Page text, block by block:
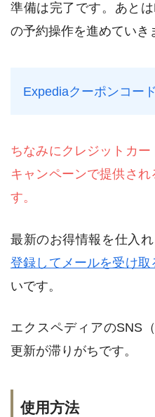
準備は完了です。あと
の予約操作を進めていき
Expediaクーポンコー
ちなみにクレジットカ
キャンペーンで提供さ
す。
最新のお得情報を仕入れ
登録してメールを受け取
いです。
エクスペディアのSNS（
更新が滞りがちです。
使用方法